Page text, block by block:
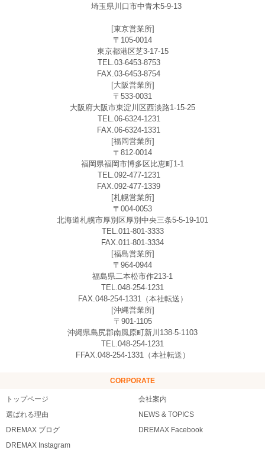
埼玉県川口市中青木5-9-13
[東京営業所]
〒105-0014
東京都港区芝3-17-15
TEL.03-6453-8753
FAX.03-6453-8754
[大阪営業所]
〒533-0031
大阪府大阪市東淀川区西淡路1-15-25
TEL.06-6324-1231
FAX.06-6324-1331
[福岡営業所]
〒812-0014
福岡県福岡市博多区比恵町1-1
TEL.092-477-1231
FAX.092-477-1339
[札幌営業所]
〒004-0053
北海道札幌市厚別区厚別中央三条5-5-19-101
TEL.011-801-3333
FAX.011-801-3334
[福島営業所]
〒964-0944
福島県二本松市作213-1
TEL.048-254-1231
FAX.048-254-1331（本社転送）
[沖縄営業所]
〒901-1105
沖縄県島尻郡南風原町新川138-5-1103
TEL.048-254-1231
FFAX.048-254-1331（本社転送）
CORPORATE
トップページ
会社案内
選ばれる理由
NEWS & TOPICS
DREMAX ブログ
DREMAX Facebook
DREMAX Instagram